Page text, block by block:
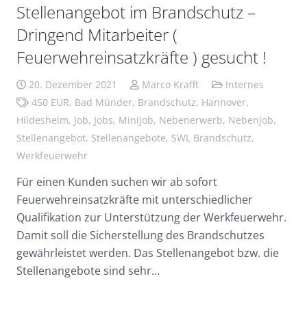
Stellenangebot im Brandschutz –
Dringend Mitarbeiter (
Feuerwehreinsatzkräfte ) gesucht !
20. Dezember 2021 Marco Krafft
Internes
450 EUR, Bad Münder, Brandschutz, Hannover,
Hildesheim, Job, Jobs, Minijob, Nebenerwerb, Nebenjob,
Stellenangebot, Stellenangebote, SWL Brandschutz,
Werkfeuerwehr
Für einen Kunden suchen wir ab sofort
Feuerwehreinsatzkräfte mit unterschiedlicher
Qualifikation zur Unterstützung der Werkfeuerwehr.
Damit soll die Sicherstellung des Brandschutzes
gewährleistet werden. Das Stellenangebot bzw. die
Stellenangebote sind sehr…